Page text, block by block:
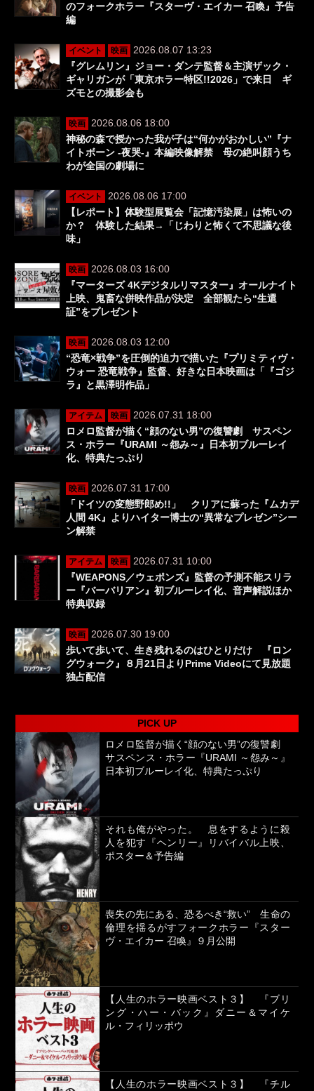
のフォークホラー『スターヴ・エイカー 召喚』予告
編
イベント 映画
2026.08.07 13:23
『グレムリン』ジョー・ダンテ監督＆主演ザック・
ギャリガンが「東京ホラー特区!!2026」で来日 ギ
ズモとの撮影会も
映画
2026.08.06 18:00
神秘の森で授かった我が子は“何かがおかしい”『ナ
イトボーン -夜哭-』本編映像解禁 母の絶叫顔うち
わが全国の劇場に
イベント
2026.08.06 17:00
【レポート】体験型展覧会「記憶汚染展」は怖いの
か？ 体験した結果→「じわりと怖くて不思議な後
味」
映画
2026.08.03 16:00
『マーターズ 4Kデジタルリマスター』オールナイト
上映、鬼畜な併映作品が決定 全部観たら“生還
証”をプレゼント
映画
2026.08.03 12:00
“恐竜×戦争”を圧倒的迫力で描いた『プリミティヴ・
ウォー 恐竜戦争』監督、好きな日本映画は「『ゴジ
ラ』と黒澤明作品」
アイテム 映画
2026.07.31 18:00
ロメロ監督が描く“顔のない男”の復讐劇 サスペン
ス・ホラー『URAMI ～怨み～』日本初ブルーレイ
化、特典たっぷり
映画
2026.07.31 17:00
「ドイツの変態野郎め!!」 クリアに蘇った『ムカデ
人間 4K』よりハイター博士の“異常なプレゼン”シー
ン解禁
アイテム 映画
2026.07.31 10:00
『WEAPONS／ウェポンズ』監督の予測不能スリラ
ー『バーバリアン』初ブルーレイ化、音声解説ほか
特典収録
映画
2026.07.30 19:00
歩いて歩いて、生き残れるのはひとりだけ 『ロン
グウォーク』８月21日よりPrime Videoにて見放題
独占配信
PICK UP
ロメロ監督が描く“顔のない男”の復讐劇
サスペンス・ホラー『URAMI ～怨み～』
日本初ブルーレイ化、特典たっぷり
それも俺がやった。 息をするように殺
人を犯す『ヘンリー』リバイバル上映、
ポスター＆予告編
喪失の先にある、恐るべき“救い” 生命の
倫理を揺るがすフォークホラー『スター
ヴ・エイカー 召喚』９月公開
【人生のホラー映画ベスト３】 『ブリ
ング・ハー・バック』ダニー＆マイケ
ル・フィリッポウ
【人生のホラー映画ベスト３】 『チル